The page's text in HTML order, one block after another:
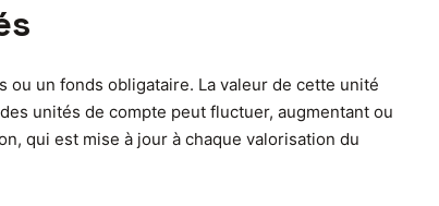
ou un fonds obligataire. La valeur de cette unité
unités de compte peut fluctuer, augmentant ou
qui est mise à jour à chaque valorisation du